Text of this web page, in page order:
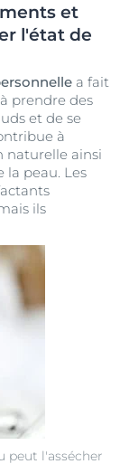
et
l'état de
peut l'assécher
a fait
prendre des
et de se
à
naturelle ainsi
la peau. Les
ils